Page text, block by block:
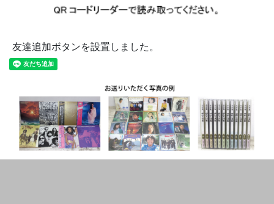
友達追加ボタンを設置しました。